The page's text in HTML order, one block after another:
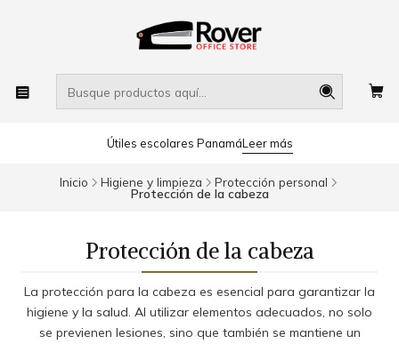
Útiles escolares PanamáLeer más
Inicio Higiene y limpieza Protección personal
Protección de la cabeza
Protección de la cabeza
La protección para la cabeza es esencial para garantizar la
higiene y la salud. Al utilizar elementos adecuados, no solo
se previenen lesiones, sino que también se mantiene un